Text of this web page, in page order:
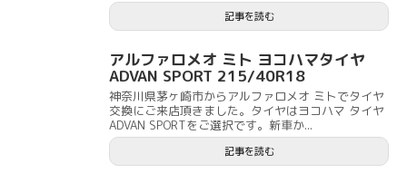
記事を読む
アルファロメオ ミト ヨコハマタイヤ
ADVAN SPORT 215/40R18
神奈川県茅ヶ崎市からアルファロメオ ミトでタイヤ
交換にご来店頂きました。タイヤはヨコハマ タイヤ
ADVAN SPORTをご選択です。新車か...
記事を読む